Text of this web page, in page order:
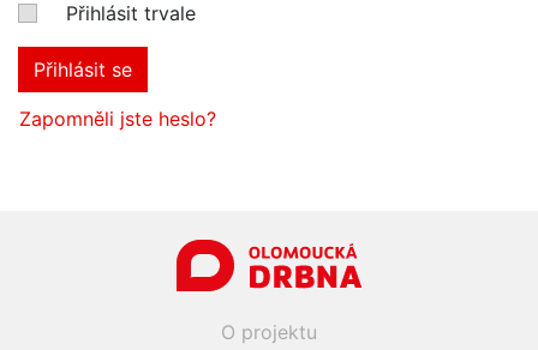
Přihlásit trvale
Přihlásit se
Zapomněli jste heslo?
O projektu